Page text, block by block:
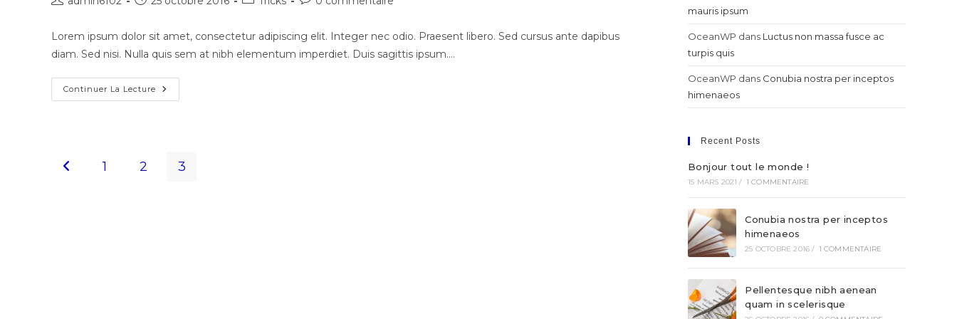
Lorem ipsum dolor sit amet, consectetur adipiscing elit. Integer nec odio. Praesent libero. Sed cursus ante dapibus
diam. Sed nisi. Nulla quis sem at nibh elementum imperdiet. Duis sagittis ipsum.…
Continuer La Lecture
1 2 3
mauris ipsum
OceanWP dans Luctus non massa fusce ac
turpis quis
OceanWP dans Conubia nostra per inceptos
himenaeos
Recent Posts
Bonjour tout le monde !
15 MARS 2021 / 1 COMMENTAIRE
Conubia nostra per inceptos
himenaeos
25 OCTOBRE 2016 / 1 COMMENTAIRE
Pellentesque nibh aenean
quam in scelerisque